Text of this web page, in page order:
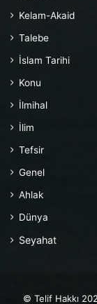
Kelam-Akaid
Talebe
İslam Tarihi
Konu
İlmihal
İlim
Tefsir
Genel
Ahlak
Dünya
Seyahat
© Telif Hakkı